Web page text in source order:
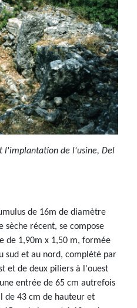
l'implantation de l'usine, Del
de 16m de diamètre
récent, se compose
de 1,90m x 1,50 m, formée
sud et au nord, complété par
et de deux piliers à l'ouest
entrée de 65 cm autrefois
de 43 cm de hauteur et